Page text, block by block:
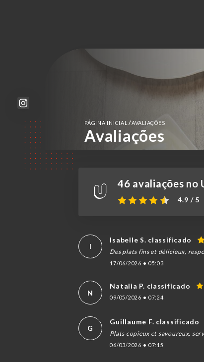
PÁGINA INICIAL/AVALIAÇÕES
Avaliações
46 avaliações no
4.9 / 5
I
Isabelle S. classificado
Des plats fins et délicieux,
17/06/2026 • 05:03
N
Natalia P. classificado
09/05/2026 • 07:24
G
Guillaume F. classificado
Plats copieux et savoureux,
06/03/2026 • 07:15